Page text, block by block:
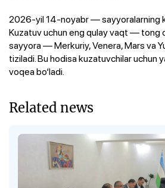
2026-yil 14-noyabr — sayyoralarning
Kuzatuv uchun eng qulay vaqt — tong
sayyora — Merkuriy, Venera, Mars va
tiziladi. Bu hodisa kuzatuvchilar uchun
voqea bo‘ladi.
Related news